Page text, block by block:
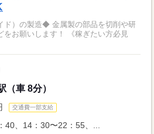
）の製造◆ 金属製の部品を切削や研
す！ 《稼ぎたい方必見
（車 8分）
交通費一部支給
40、14：30〜22：55、...